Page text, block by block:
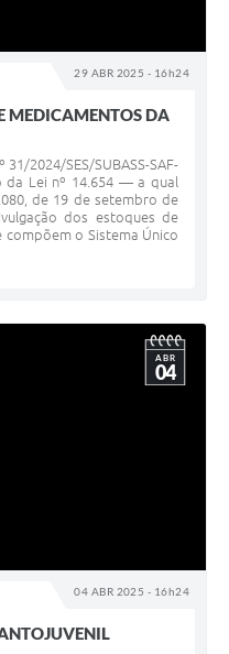
29 ABR 2025 - 16h24
MEDICAMENTOS DA
2024/SES/SUBASS-SAF-
Lei nº 14.654 — a qual
de 19 de setembro de
dos estoques de
o Sistema Único
04 ABR 2025 - 16h24
ABR
04